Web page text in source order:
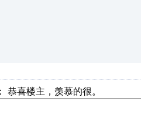
恭喜楼主，羡慕的很。